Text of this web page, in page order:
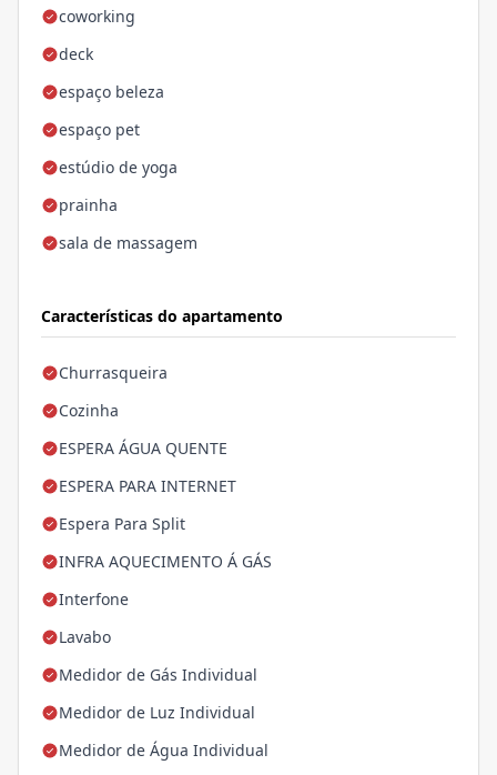
coworking
deck
espaço beleza
espaço pet
estúdio de yoga
prainha
sala de massagem
Características do apartamento
Churrasqueira
Cozinha
ESPERA ÁGUA QUENTE
ESPERA PARA INTERNET
Espera Para Split
INFRA AQUECIMENTO Á GÁS
Interfone
Lavabo
Medidor de Gás Individual
Medidor de Luz Individual
Medidor de Água Individual